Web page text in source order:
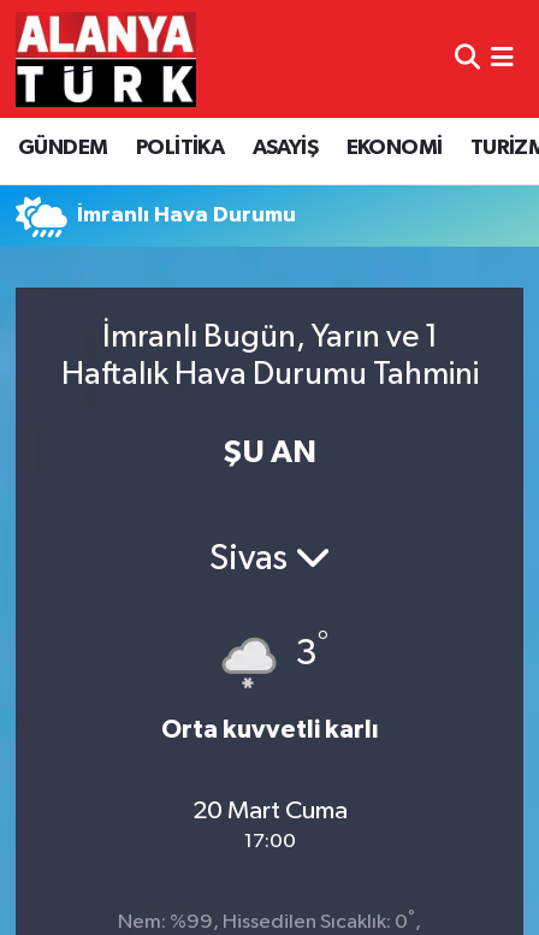
GÜNDEM POLİTİKA ASAYİŞ EKONOMİ
İmranlı Hava Durumu
İmranlı Bugün, Yarın ve 1
Haftalık Hava Durumu Tahmini
ŞU AN
Sivas
3°
Orta kuvvetli karlı
20 Mart Cuma
17:00
Nem: %99, Hissedilen Sıcaklık: 0° ,
GÜNDEM
POLİTİKA
ASAYİŞ
TURİZM
Nöbetçi Eczaneler
Hava Durumu
Namaz Vakitleri
Süper Lig Puan Durumu ve Fikstür
Son Dakika Haberleri